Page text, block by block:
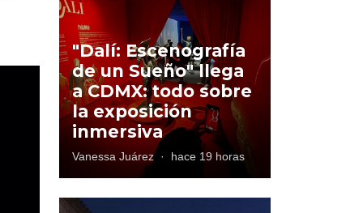
"Dalí: Escenografía
de un Sueño" llega
a CDMX: todo sobre
la exposición
inmersiva
Vanessa Juárez · hace 19 horas